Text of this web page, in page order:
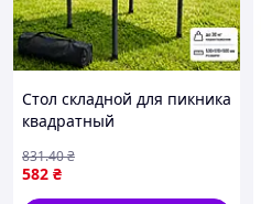
Стол складной для пикника
квадратный
кемпинга рыбалки отдыха
на природе 53х51х50 см
582 ₴
831.40₴